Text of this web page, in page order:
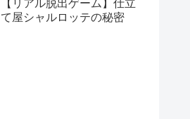
【リアル脱出ゲーム】仕立
て屋シャルロッテの秘密